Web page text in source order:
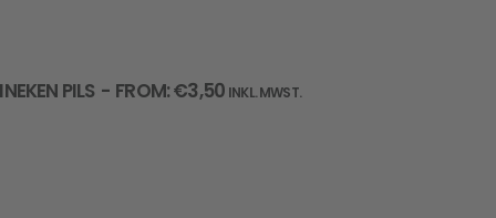
AUSFÜHRUNG WÄHLEN
PILS FROM:€3,50 INKL. MWST.